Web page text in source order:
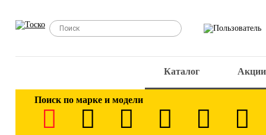
Каталог Акции
Поиск по марке и модели